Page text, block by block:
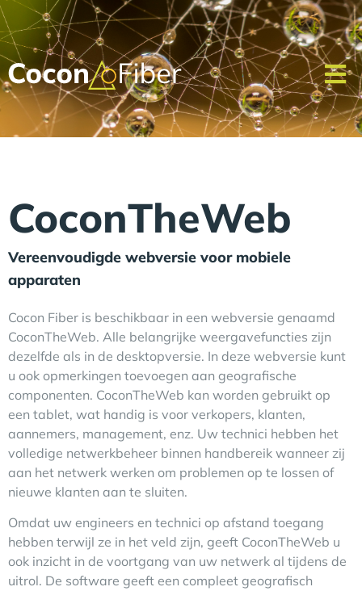
CoconTheWeb
Vereenvoudigde webversie voor mobiele
apparaten
Cocon Fiber is beschikbaar in een webversie genaamd
CoconTheWeb. Alle belangrijke weergavefuncties zijn
dezelfde als in de desktopversie. In deze webversie kunt
u ook opmerkingen toevoegen aan geografische
componenten. CoconTheWeb kan worden gebruikt op
een tablet, wat handig is voor verkopers, klanten,
aannemers, management, enz. Uw technici hebben het
volledige netwerkbeheer binnen handbereik wanneer zij
aan het netwerk werken om problemen op te lossen of
nieuwe klanten aan te sluiten.
Omdat uw engineers en technici op afstand toegang
hebben terwijl ze in het veld zijn, geeft CoconTheWeb u
ook inzicht in de voortgang van uw netwerk al tijdens de
uitrol. De software geeft een compleet geografisch